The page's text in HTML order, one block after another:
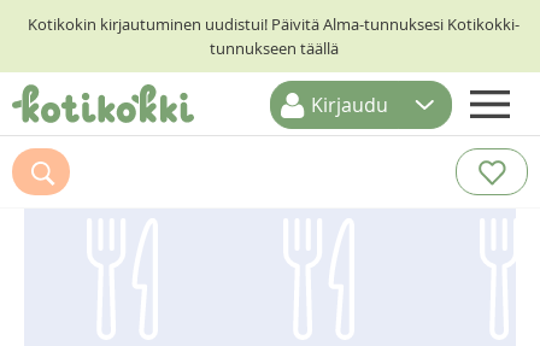
Kotikokin kirjautuminen uudistui! Päivitä Alma-tunnuksesi Kotikokki-
tunnukseen täällä
ETUSIVU
RESEPTIHAKU
Kirjaudu
Suosittelemme myös